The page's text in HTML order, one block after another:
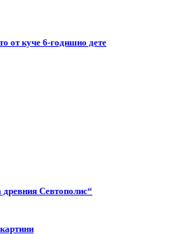
от куче 6-годишно дете
Севтополис“